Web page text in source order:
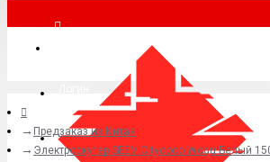
+7 (495) 015-41-41
Предзаказ из Китая
Электроскутер SEEV Citycoco Woqu Белый